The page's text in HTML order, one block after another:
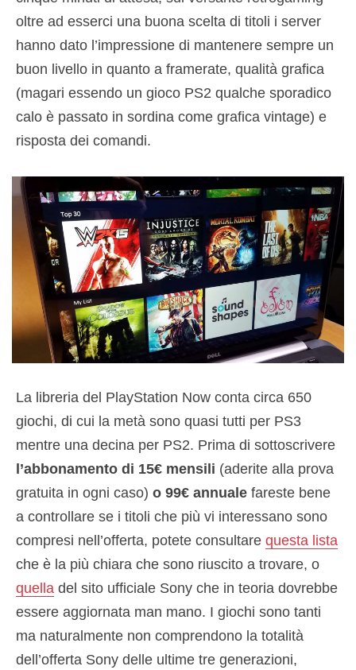
oltre ad esserci una buona scelta di titoli i server
hanno dato l’impressione di mantenere sempre un
buon livello in quanto a framerate, qualità grafica
(magari essendo un gioco PS2 qualche sporadico
calo è passato in sordina come grafica vintage) e
risposta dei comandi.
La libreria del PlayStation Now conta circa 650
giochi, di cui la metà sono quasi tutti per PS3
mentre una decina per PS2. Prima di sottoscrivere
l’abbonamento di 15€ mensili (aderite alla prova
gratuita in ogni caso) o 99€ annuale fareste bene
a controllare se i titoli che più vi interessano sono
compresi nell’offerta, potete consultare questa lista
che è la più chiara che sono riuscito a trovare, o
quella del sito ufficiale Sony che in teoria dovrebbe
essere aggiornata man mano. I giochi sono tanti
ma naturalmente non comprendono la totalità
dell’offerta Sony delle ultime tre generazioni,